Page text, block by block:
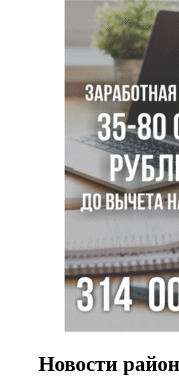
Покрытие рулежных дорожек
Толмачево по нацпроекту
В Новосибирске зафиксирован
энтеровирусной инфекцией
В Новосибирске осудили внука